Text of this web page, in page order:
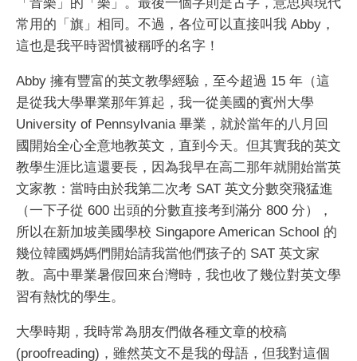
常用的「旗」相同。不過，各位可以直接叫我 Abby，
這也是我平時習慣被稱呼的名字！
Abby 擁有豐富的英文教學經驗，至今超過 15 年（這
是從我大學畢業那年算起，我一從美國的賓州大學
University of Pennsylvania 畢業，就於當年的八月回
國開始全心全意地教英文，直到今天。但其實我的英文
教學生涯比這還要長，因為我早在高二那年就開始當英
文家教：當時由於我第二次考 SAT 英文分數突飛猛進
（一下子從 600 出頭的分數直接考到滿分 800 分），
所以在新加坡美國學校 Singapore American School 的
幾位韓國媽媽們開始請我當他們孩子的 SAT 英文家
教。高中畢業暑假回來台灣時，我也收了幾位對英文學
習有熱忱的學生。
大學時期，我時常為朋友們做各種文章的校稿
(proofreading)，雖然英文不是我的母語，但我對這個